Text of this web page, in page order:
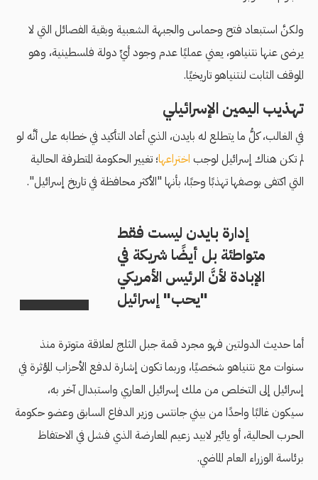
ولكنَّ استبعاد فتح وحماس والجبهة الشعبية وبقية الفصائل التي لا
يرضى عنها نتنياهو، يعني عمليًا عدم وجود أيِّ دولة فلسطينية، وهو
الموقف الثابت لنتنياهو تاريخيًا.
تهذيب اليمين الإسرائيلي
في الغالب، كلُّ ما يتطلع له بايدن، الذي أعاد التأكيد في خطابه على أنَّه لو
لم تكن هناك إسرائيل لوجب اختراعها؛ تغيير الحكومة المتطرفة الحالية
التي اكتفى بوصفها تهذبًا وحبًا، بأنها "الأكثر محافظة في تاريخ إسرائيل".
إدارة بايدن ليست فقط
متواطئة بل أيضًا شريكة في
الإبادة لأنَّ الرئيس الأمريكي
"يحب" إسرائيل
أما حديث الدولتين فهو مجرد قمة جبل الثلج لعلاقة متوترة منذ
سنوات مع نتنياهو شخصيًا، وربما تكون إشارة لدفع الأحزاب المؤثرة في
إسرائيل إلى التخلص من ملك إسرائيل العاري واستبدال آخر به،
سيكون غالبًا واحدًا من بيني جانتس وزير الدفاع السابق وعضو حكومة
الحرب الحالية، أو يائير لابيد زعيم المعارضة الذي فشل في الاحتفاظ
برئاسة الوزراء العام الماضي.